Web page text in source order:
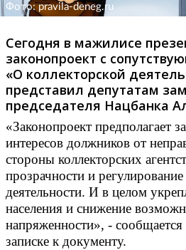
Фото: pravila-deneg.ru
Сегодня в мажилисе
законопроект с
«О коллекторской
представил депутатам
председателя Нацбанка
«Законопроект предполагает
интересов должников от
стороны коллекторских
прозрачности и
деятельности. И в целом
населения и снижение
напряженности», - сообщается
записке к документу.